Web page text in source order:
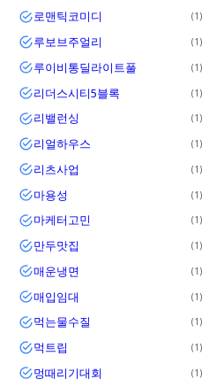
로맨틱코미디 1
루보브주얼리 1
루이비통딜라이트풀 1
리더스시티5블록 1
리밸런싱 1
리얼하우스 1
리츠사업 1
마용성 1
마케터고민 1
만두맛집 1
매운냉면 1
매입임대 1
먹는물수질 1
먹트립 1
멍때리기대회 1